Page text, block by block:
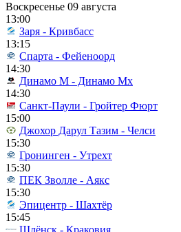
Воскресенье 09 августа
13:00
Заря - Кривбасс
13:15
Спарта - Фейеноорд
14:30
Динамо М - Динамо Мх
14:30
Санкт-Паули - Гройтер Фюрт
15:00
Джохор Дарул Тазим - Челси
15:30
Гронинген - Утрехт
15:30
ПЕК Зволле - Аякс
15:30
Эпицентр - Шахтёр
15:45
Шлёнск - Краковия